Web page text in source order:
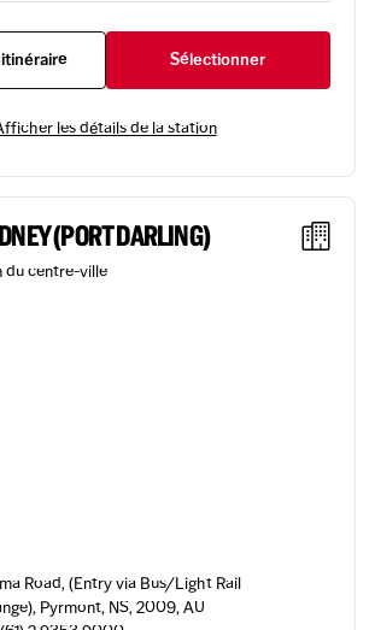
Sélectionner
les détails de la station
(PORT DARLING)
du centre-ville
Road, (Entry via Bus/Light Rail
Pyrmont, NS, 2009, AU